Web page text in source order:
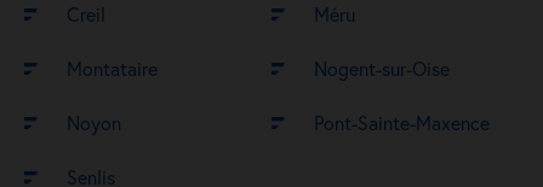
Creil Méru
Montataire Nogent-sur-Oise
Noyon Pont-Sainte-Maxence
Senlis